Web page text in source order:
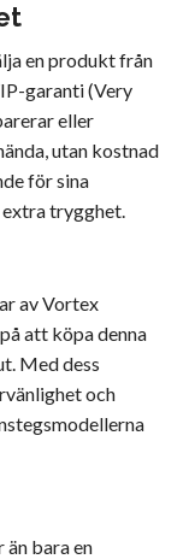
en produkt från
garanti (Very
eller
utan kostnad
för sina
trygghet.
av Vortex
att köpa denna
Med dess
och
bara en